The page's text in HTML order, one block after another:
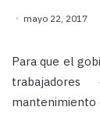
mayo 22, 2017
Para que el
mantenimiento